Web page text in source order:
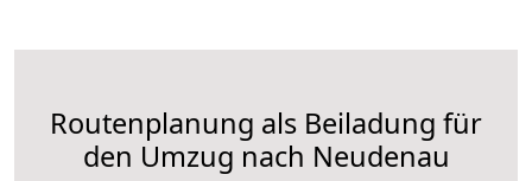
Routenplanung als Beiladung für
den Umzug nach Neudenau